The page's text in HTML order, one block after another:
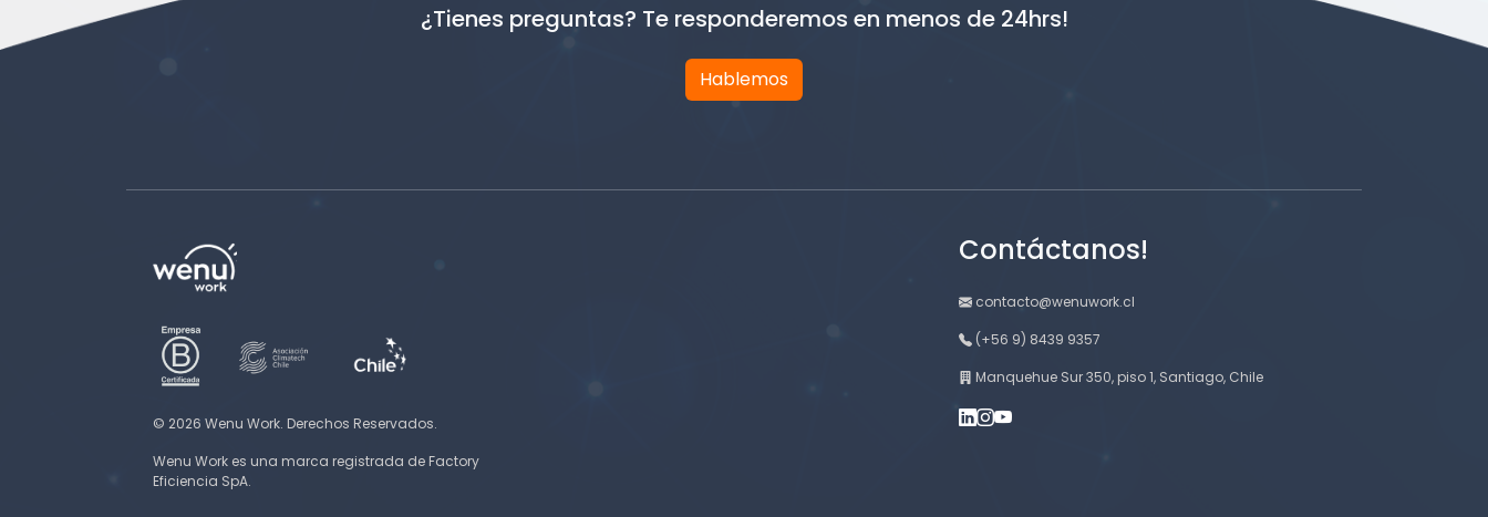
¿Tienes preguntas? Te responderemos en menos de 24hrs!
Hablemos
© 2026 Wenu Work. Derechos Reservados.
Wenu Work es una marca registrada de Factory
Eficiencia SpA.
Contáctanos!
contacto@wenuwork.cl
(+56 9) 8439 9357
Manquehue Sur 350, piso 1, Santiago, Chile